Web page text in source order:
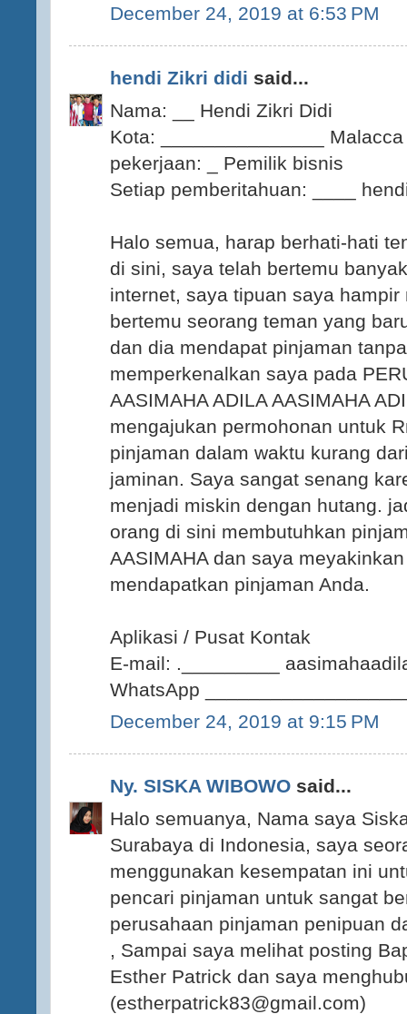
December 24, 2019 at 6:53 PM
hendi Zikri didi said...
Nama: __ Hendi Zikri Didi
Kota: _______________ Malacca
pekerjaan: _ Pemilik bisnis
Setiap pemberitahuan: ____
Halo semua, harap berhati-hati
di sini, saya telah bertemu
internet, saya tipuan saya
bertemu seorang teman yang
dan dia mendapat pinjaman
memperkenalkan saya pada
AASIMAHA ADILA AASIMAHA
mengajukan permohonan untuk
pinjaman dalam waktu kurang
jaminan. Saya sangat senang
menjadi miskin dengan hutang.
orang di sini membutuhkan
AASIMAHA dan saya
mendapatkan pinjaman Anda.
Aplikasi / Pusat Kontak
E-mail: ._________
WhatsApp
December 24, 2019 at 9:15 PM
Ny. SISKA WIBOWO said...
Halo semuanya, Nama saya
Surabaya di Indonesia, saya
menggunakan kesempatan ini
pencari pinjaman untuk sangat
perusahaan pinjaman penipuan
, Sampai saya melihat posting
Esther Patrick dan saya
(estherpatrick83@gmail.com)